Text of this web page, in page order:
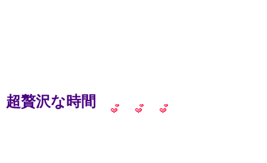
超贅沢な時間